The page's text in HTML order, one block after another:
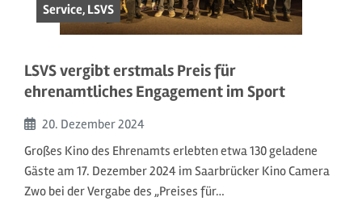
LSVS vergibt erstmals Preis für
ehrenamtliches Engagement im Sport
Beginn:
20. Dezember2024
Großes Kino des Ehrenamts erlebten etwa 130 geladene
Gäste am 17. Dezember 2024 im Saarbrücker Kino Camera
Zwo bei der Vergabe des „Preises für…
Service, LSVS